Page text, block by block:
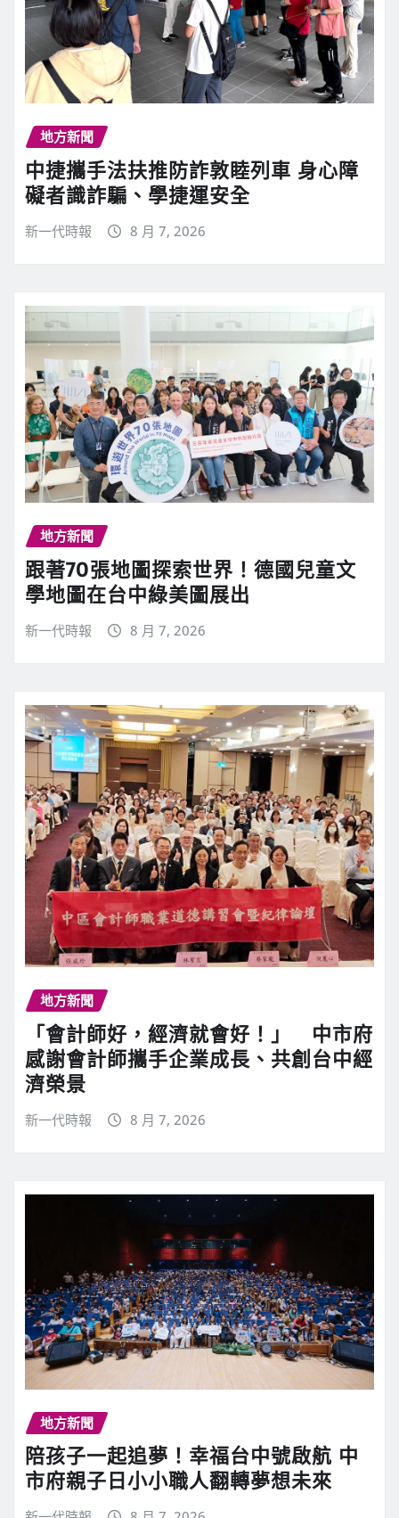
地方新聞
中捷攜手法扶推防詐敦睦列車 身心障
礙者識詐騙、學捷運安全
新一代時報 8 月 7, 2026
地方新聞
跟著70張地圖探索世界！德國兒童文
學地圖在台中綠美圖展出
新一代時報 8 月 7, 2026
地方新聞
「會計師好，經濟就會好！」 中市府
感謝會計師攜手企業成長、共創台中經
濟榮景
新一代時報 8 月 7, 2026
地方新聞
陪孩子一起追夢！幸福台中號啟航 中
市府親子日小小職人翻轉夢想未來